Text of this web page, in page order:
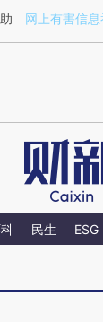
网上有害信
民生 ESG